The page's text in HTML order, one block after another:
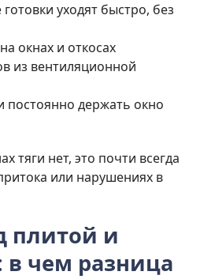
уходят быстро, без
окнах и откосах
из вентиляционной
постоянно держать окно
тяги нет, это почти всегда
или нарушениях в
плитой и
в чем разница